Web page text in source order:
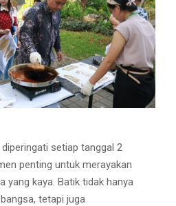
setiap tanggal 2
penting untuk merayakan
yang kaya. Batik tidak hanya
tetapi juga